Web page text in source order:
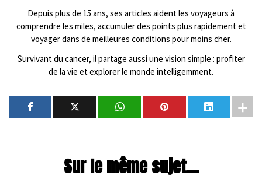
Depuis plus de 15 ans, ses articles aident les voyageurs à
comprendre les miles, accumuler des points plus rapidement et
voyager dans de meilleures conditions pour moins cher.
Survivant du cancer, il partage aussi une vision simple : profiter
de la vie et explorer le monde intelligemment.
Sur le même sujet...